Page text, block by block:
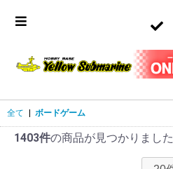
全て ボードゲーム
1403件の商品が見つかりました